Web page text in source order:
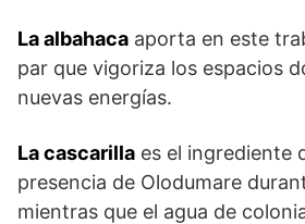
La albahaca aporta en este
par que vigoriza los espacios
nuevas energías.
La cascarilla es el ingrediente
presencia de Olodumare
mientras que el agua de